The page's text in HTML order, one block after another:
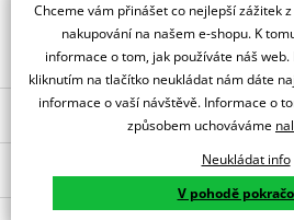
Obraťte se na specialistu
Dámská textilní bunda RST 2380 PRO
Chceme vám přinášet co nejlepší zážitek
nakupování na našem e-shopu. K
informace o tom, jak používáte náš
kliknutím na tlačítko neukládat nám dáte
informace o vaší návštěvě. Informace o
způsobem uchováváme
Neukládat info
V pohodě